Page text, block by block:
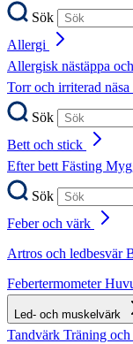
Sök
Allergi
Allergisk nästäppa
Torr och irriterad näsa
Sök
Bett och stick
Efter bettFästing
Sök
Feber och värk
Artros och ledbesvär
Febertermometer
Led- och muskelvärk
Tandvärk Träning